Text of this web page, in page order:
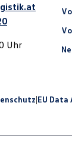
Uhr
|EU Data